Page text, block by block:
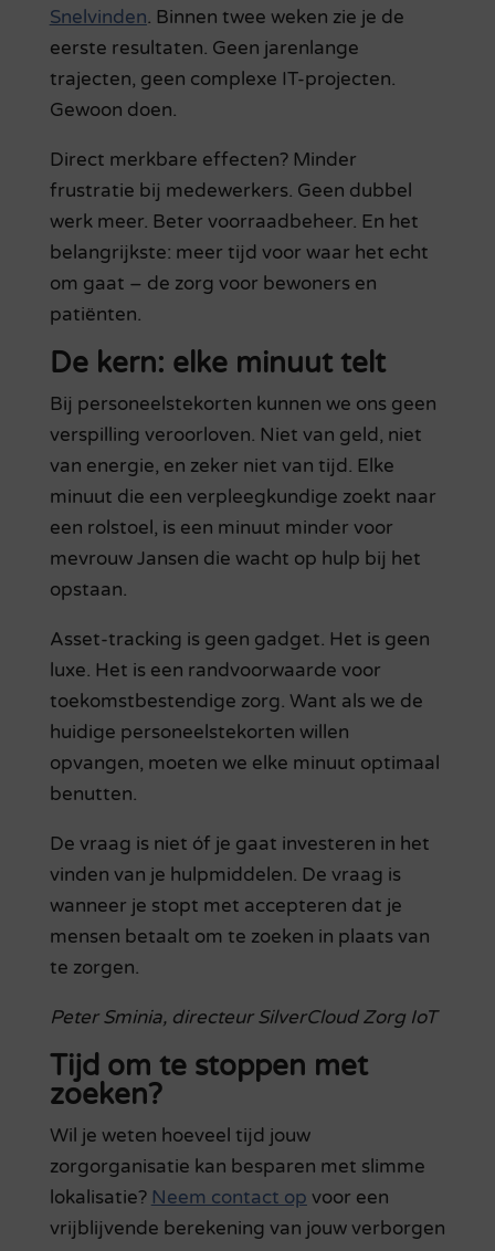
Snelvinden. Binnen twee weken zie je de
eerste resultaten. Geen jarenlange
trajecten, geen complexe IT-projecten.
Gewoon doen.
Direct merkbare effecten? Minder
frustratie bij medewerkers. Geen dubbel
werk meer. Beter voorraadbeheer. En het
belangrijkste: meer tijd voor waar het echt
om gaat – de zorg voor bewoners en
patiënten.
De kern: elke minuut telt
Bij personeelstekorten kunnen we ons geen
verspilling veroorloven. Niet van geld, niet
van energie, en zeker niet van tijd. Elke
minuut die een verpleegkundige zoekt naar
een rolstoel, is een minuut minder voor
mevrouw Jansen die wacht op hulp bij het
opstaan.
Asset-tracking is geen gadget. Het is geen
luxe. Het is een randvoorwaarde voor
toekomstbestendige zorg. Want als we de
huidige personeelstekorten willen
opvangen, moeten we elke minuut optimaal
benutten.
De vraag is niet óf je gaat investeren in het
vinden van je hulpmiddelen. De vraag is
wanneer je stopt met accepteren dat je
mensen betaalt om te zoeken in plaats van
te zorgen.
Peter Sminia, directeur SilverCloud Zorg IoT
Tijd om te stoppen met
zoeken?
Wil je weten hoeveel tijd jouw
zorgorganisatie kan besparen met slimme
lokalisatie? Neem contact op voor een
vrijblijvende berekening van jouw verborgen